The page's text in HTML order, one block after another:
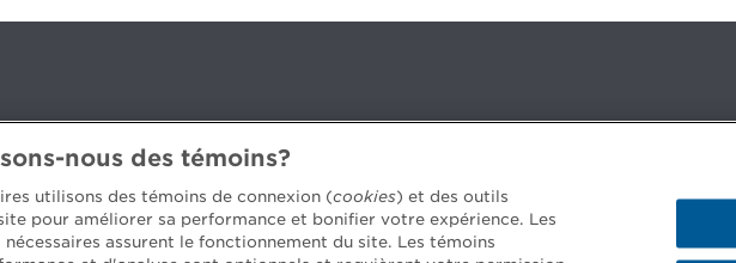
(Québec) H3B 2G2
nous des témoins?
utilisons des témoins de connexion (cookies) et des outils
pour améliorer sa performance et bonifier votre expérience. Les
assurent le fonctionnement du site. Les témoins